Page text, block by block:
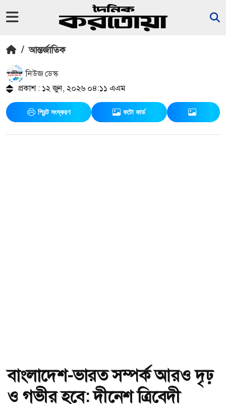
/ আন্তর্জাতিক
নিউজ ডেস্ক
প্রকাশ : ১২ জুন, ২০২৬ ০৪:১১ এএম
প্রিন্ট সংস্করণ ফটো কার্ড
বাংলাদেশ-ভারত সম্পর্ক আরও দৃঢ়
ও গভীর হবে: দীনেশ ত্রিবেদী